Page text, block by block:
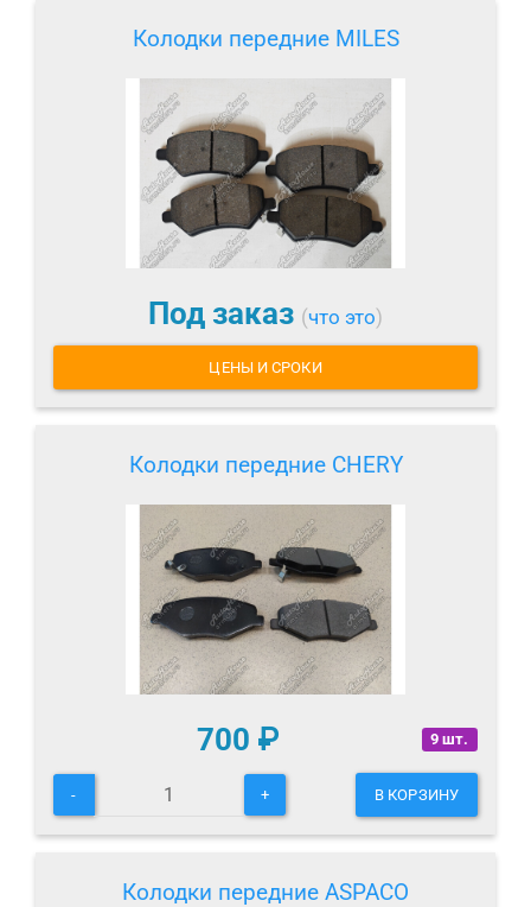
Колодки передние MILES
Под заказ (что это)
ЦЕНЫ И СРОКИ
Колодки передние CHERY
9 шт.
700 ₽
- + В КОРЗИНУ
Колодки передние ASPACO